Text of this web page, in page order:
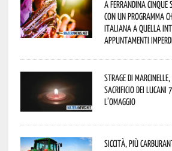
A Ferrandina cinque
con un programma
italiana a quella
appuntamenti
Strage di
sacrificio dei lucani
l’omaggio
Siccità, più